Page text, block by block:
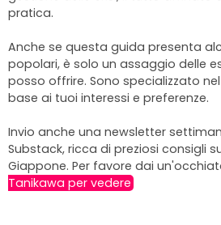
pratica.
Anche se questa guida presenta
popolari, è solo un assaggio delle
posso offrire. Sono specializzato
base ai tuoi interessi e preferenze.
Invio anche una newsletter
Substack, ricca di preziosi consigli
Giappone. Per favore dai
Tanikawa per vedere